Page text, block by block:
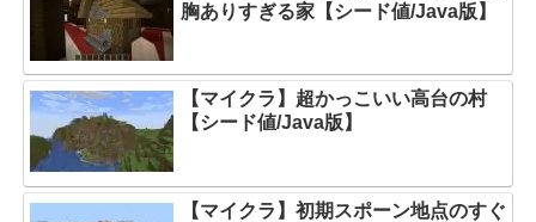
胸ありすぎる家【シード値/Java版】
【マイクラ】超かっこいい高台の村
【シード値/Java版】
【マイクラ】初期スポーン地点のすぐ